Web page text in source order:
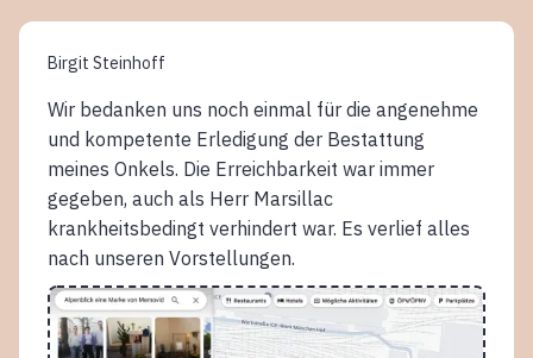
Birgit Steinhoff
Wir bedanken uns noch einmal für die angenehme
und kompetente Erledigung der Bestattung
meines Onkels. Die Erreichbarkeit war immer
gegeben, auch als Herr Marsillac
krankheitsbedingt verhindert war. Es verlief alles
nach unseren Vorstellungen.